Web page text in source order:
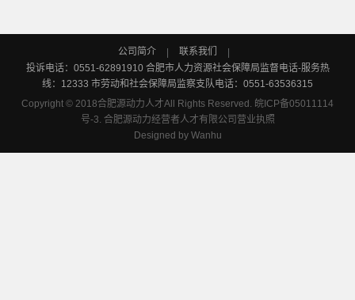
公司简介 | 联系我们
|
投诉电话：0551-62891910 合肥市人力资源社会保障局监督电话-服务热
线：12333 市劳动和社会保障局监察支队电话：0551-63536315
Copyright © 2018合肥源动力人才All Rights Reserved. 皖ICP备05011114
号-3. 合肥源动力经营者人才有限公司营业执照
Designed by Wanhu